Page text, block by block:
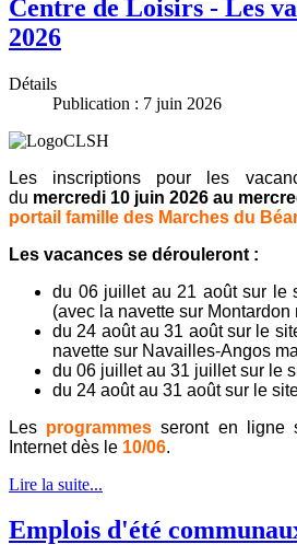
Centre de Loisirs - Les
2026
Détails
Publication : 7 juin 2026
Les inscriptions pour les
du mercredi 10 juin 2026 au
portail famille des Marches du
Les vacances se dérouleront :
du 06 juillet au 21 août sur le
(avec la navette sur Montardon
du 24 août au 31 août sur le
navette sur Navailles-Angos
du 06 juillet au 31 juillet sur le
du 24 août au 31 août sur le
Les programmesseront en ligne
Internet dès le 10/06.
Lire la suite...
Emplois d'été